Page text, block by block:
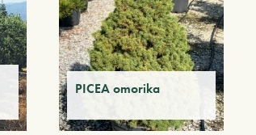
PICEA omorika